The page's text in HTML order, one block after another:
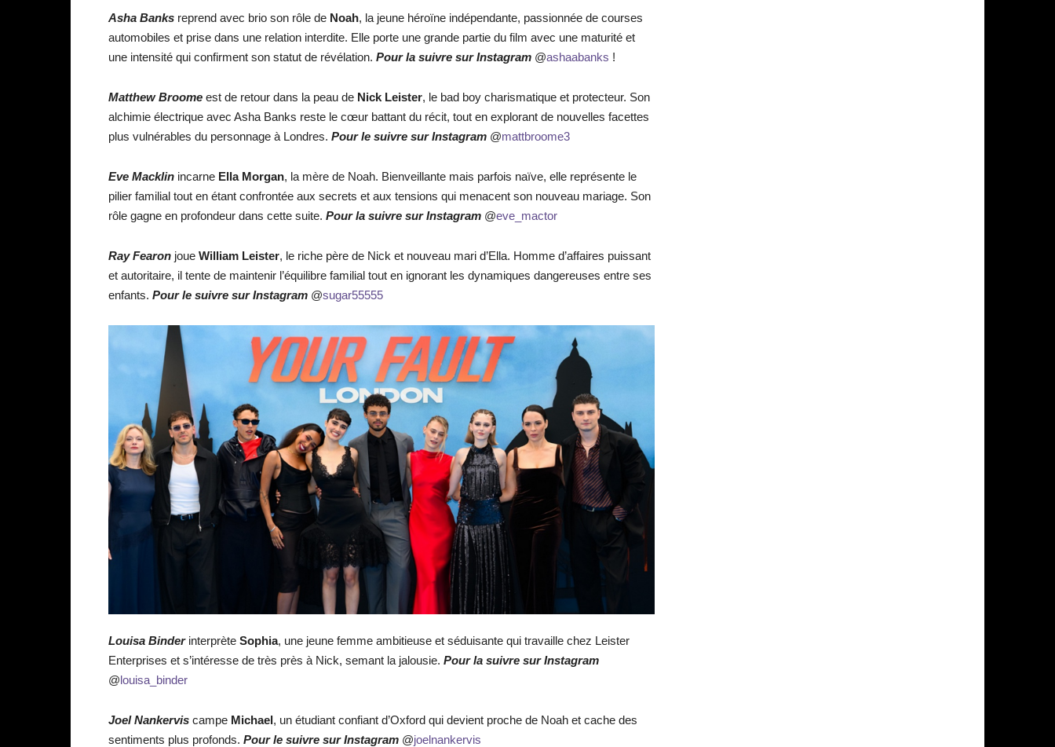
Asha Banks reprend avec brio son rôle de Noah, la jeune héroïne indépendante, passionnée de courses
automobiles et prise dans une relation interdite. Elle porte une grande partie du film avec une maturité et
une intensité qui confirment son statut de révélation. Pour la suivre sur Instagram @ashaabanks !
Matthew Broome est de retour dans la peau de Nick Leister, le bad boy charismatique et protecteur. Son
alchimie électrique avec Asha Banks reste le cœur battant du récit, tout en explorant de nouvelles facettes
plus vulnérables du personnage à Londres. Pour le suivre sur Instagram @mattbroome3
Eve Macklin incarne Ella Morgan, la mère de Noah. Bienveillante mais parfois naïve, elle représente le
pilier familial tout en étant confrontée aux secrets et aux tensions qui menacent son nouveau mariage. Son
rôle gagne en profondeur dans cette suite. Pour la suivre sur Instagram @eve_mactor
Ray Fearon joue William Leister, le riche père de Nick et nouveau mari d’Ella. Homme d’affaires puissant
et autoritaire, il tente de maintenir l’équilibre familial tout en ignorant les dynamiques dangereuses entre ses
enfants. Pour le suivre sur Instagram @sugar55555
Louisa Binderinterprète Sophia, une jeune femme ambitieuse et séduisante qui travaille chez Leister
Enterprises et s’intéresse de très près à Nick, semant la jalousie. Pour la suivre sur Instagram
@louisa_binder
Joel Nankervis campe Michael, un étudiant confiant d’Oxford qui devient proche de Noah et cache des
sentiments plus profonds. Pour le suivre sur Instagram @joelnankervis